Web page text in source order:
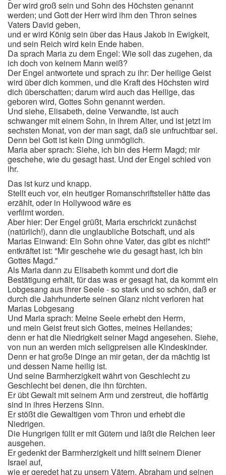
Der wird groß sein und Sohn des Höchsten genannt
werden; und Gott der Herr wird ihm den Thron seines
Vaters David geben,
und er wird König sein über das Haus Jakob in Ewigkeit,
und sein Reich wird kein Ende haben.
Da sprach Maria zu dem Engel: Wie soll das zugehen, da
ich doch von keinem Mann weiß?
Der Engel antwortete und sprach zu ihr: Der heilige Geist
wird über dich kommen, und die Kraft des Höchsten wird
dich überschatten; darum wird auch das Heilige, das
geboren wird, Gottes Sohn genannt werden.
Und siehe, Elisabeth, deine Verwandte, ist auch
schwanger mit einem Sohn, in ihrem Alter, und ist jetzt im
sechsten Monat, von der man sagt, daß sie unfruchtbar sei.
Denn bei Gott ist kein Ding unmöglich.
Maria aber sprach: Siehe, ich bin des Herrn Magd; mir
geschehe, wie du gesagt hast. Und der Engel schied von
ihr.
Das ist kurz und knapp.
Stellt euch vor, ein heutiger Romanschriftsteller hätte das
erzählt, oder in Hollywood wäre es
verfilmt worden.
Aber hier: Der Engel grüßt, Maria erschrickt zunächst
(natürlich!), dann die unglaubliche Botschaft, und als
Marias Einwand: Ein Sohn ohne Vater, das gibt es nicht!"
entkräftet ist: "Mir geschehe wie du gesagt hast, ich bin
Gottes Magd."
Als Maria dann zu Elisabeth kommt und dort die
Bestätigung erhält, für das was er gesagt hat, da kommt ein
Lobgesang aus ihrer Seele - so stark und so schön, daß er
durch die Jahrhunderte seinen Glanz nicht verloren hat
Marias Lobgesang
Und Maria sprach: Meine Seele erhebt den Herrn,
und mein Geist freut sich Gottes, meines Heilandes;
denn er hat die Niedrigkeit seiner Magd angesehen. Siehe,
von nun an werden mich seligpreisen alle Kindeskinder.
Denn er hat große Dinge an mir getan, der da mächtig ist
und dessen Name heilig ist.
Und seine Barmherzigkeit währt von Geschlecht zu
Geschlecht bei denen, die ihn fürchten.
Er übt Gewalt mit seinem Arm und zerstreut, die hoffärtig
sind in ihres Herzens Sinn.
Er stößt die Gewaltigen vom Thron und erhebt die
Niedrigen.
Die Hungrigen füllt er mit Gütern und läßt die Reichen leer
ausgehen.
Er gedenkt der Barmherzigkeit und hilft seinem Diener
Israel auf,
wie er geredet hat zu unsern Vätern, Abraham und seinen